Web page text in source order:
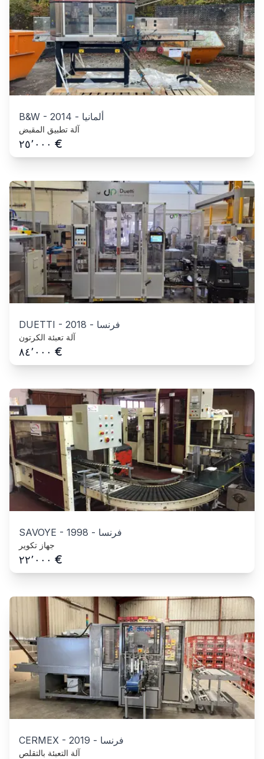
B&W - 2014 - ألمانيا
آلة تطبيق المقبض
٢٥٬٠٠٠ €
DUETTI - 2018 - فرنسا
آلة تعبئة الكرتون
٨٤٬٠٠٠ €
SAVOYE - 1998 - فرنسا
جهاز تكوير
٢٢٬٠٠٠ €
CERMEX - 2019 - فرنسا
آلة التعبئة بالتقلص